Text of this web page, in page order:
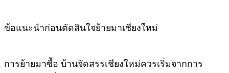
ข้อแนะนำก่อนตัดสินใจย้ายมาเชียงใหม่
การย้ายมาซื้อ บ้านจัดสรรเชียงใหม่ควรเริ่มจากการ